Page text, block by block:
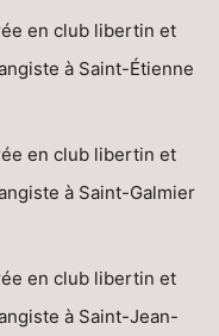
en club libertin et
à Saint-Étienne
en club libertin et
à Saint-Galmier
en club libertin et
à Saint-Jean-